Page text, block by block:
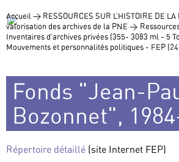
Accueil > RESSOURCES SUR L’HISTOIRE DE
valorisation des archives de la PNE >
Inventaires d’archives privées (355- 3083 ml - 5
Mouvements et personnalités politiques - FEP
Fonds "Jean-
Bozonnet",
Répertoire détaillé (site Internet FEP)